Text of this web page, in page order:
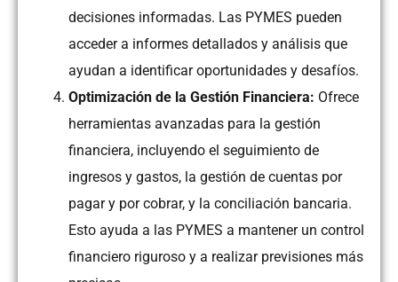
decisiones informadas. Las PYMES pueden
acceder a informes detallados y análisis que
ayudan a identificar oportunidades y desafíos.
Optimización de la Gestión Financiera: Ofrece
herramientas avanzadas para la gestión
financiera, incluyendo el seguimiento de
ingresos y gastos, la gestión de cuentas por
pagar y por cobrar, y la conciliación bancaria.
Esto ayuda a las PYMES a mantener un control
financiero riguroso y a realizar previsiones más